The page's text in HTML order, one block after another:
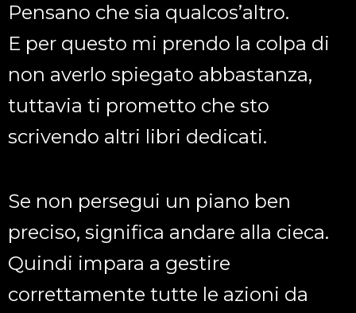
Pensano che sia qualcos’altro.
E per questo mi prendo la colpa di
non averlo spiegato abbastanza,
tuttavia ti prometto che sto
scrivendo altri libri dedicati.
Se non persegui un piano ben
preciso, significa andare alla cieca.
Quindi impara a gestire
correttamente tutte le azioni da